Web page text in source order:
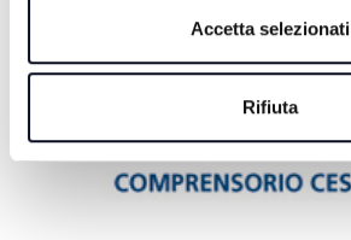
Accetta selezionati
Rifiuta